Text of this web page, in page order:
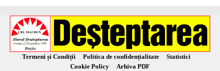
Termeni și Condiții Politica de confidențialitate
Statistici
Cookie Policy
Arhiva PDF